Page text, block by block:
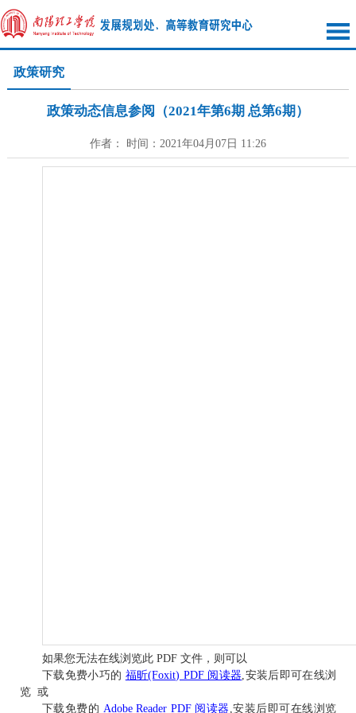
政策研究
政策动态信息参阅（2021年第6期 总第6期）
作者： 时间：2021年04月07日 11:26
如果您无法在线浏览此 PDF 文件，则可以
下载免费小巧的 福昕(Foxit) PDF 阅读器,安装后即可在线浏
览 或
下载免费的 Adobe Reader PDF 阅读器 ,安装后即可在线浏览